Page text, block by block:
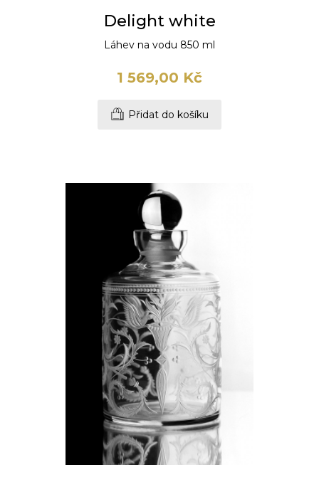
Delight white
Láhev na vodu 850 ml
1 569,00 Kč
Přidat do košíku